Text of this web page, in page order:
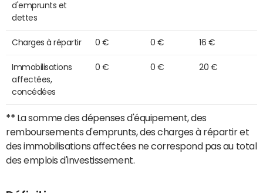
d'emprunts et
dettes
Charges à répartir 0 € 0 € 16 €
Immobilisations
affectées,
concédées
0 € 0 € 20 €
** La somme des dépenses d'équipement, des
remboursements d'emprunts, des charges à répartir et
des immobilisations affectées ne correspond pas au total
des emplois d'investissement.